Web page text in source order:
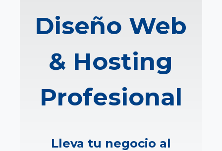
Diseño Web
& Hosting
Profesional
Lleva tu negocio al